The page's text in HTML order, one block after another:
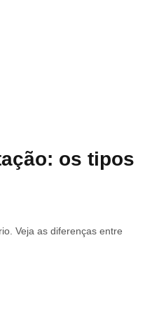
os tipos
Veja as diferenças entre